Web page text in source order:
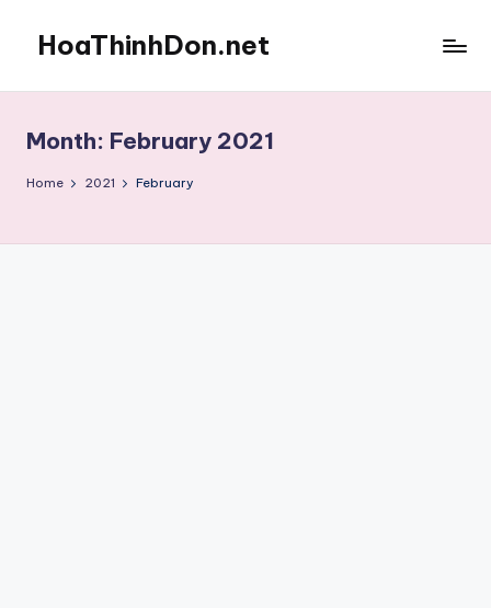
content
HoaThinhDon.net
in
Washington
D.C.
Month: February 2021
Home 2021 February